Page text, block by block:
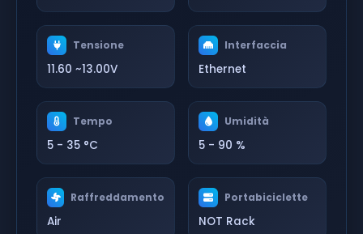
Tensione
11.60 ~13.00V
Interfaccia
Ethernet
Tempo
5 - 35 °C
Umidità
5 - 90 %
Raffreddamento
Air
Portabiciclette
NOT Rack